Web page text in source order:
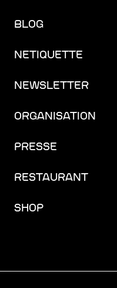
BLOG
NETIQUETTE
NEWSLETTER
ORGANISATION
PRESSE
RESTAURANT
SHOP